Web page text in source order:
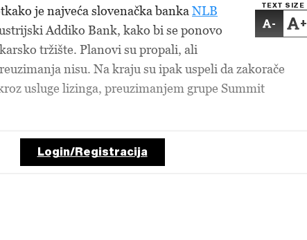
TEXT SIZE
- +
je najveća slovenačka banka NLB
Addiko Bank, kako bi se ponovo
tržište. Planovi su propali, ali
nisu. Na kraju su ipak uspeli da zakorače
usluge lizinga, preuzimanjem grupe Summit
Login/Registracija